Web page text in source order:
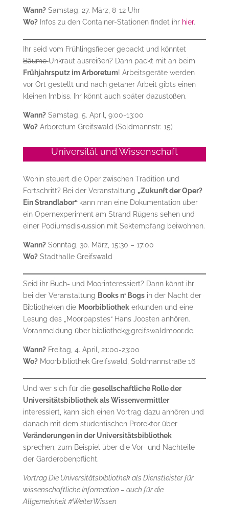
Wann?Samstag, 27. März, 8-12 Uhr
Wo?Infos zu den Container-Stationen findet ihr hier.
Ihr seid vom Frühlingsfieber gepackt und könntet
BäumeUnkraut ausreißen? Dann packt mit an beim
Frühjahrsputz im Arboretum! Arbeitsgeräte werden
vor Ort gestellt und nach getaner Arbeit gibts einen
kleinen Imbiss. Ihr könnt auch später dazustoßen.
Wann?Samstag, 5. April, 9:00-13:00
Wo?Arboretum Greifswald (Soldmannstr. 15)
Universität und Wissenschaft
Wohin steuert die Oper zwischen Tradition und
Fortschritt? Bei der Veranstaltung „Zukunft der Oper?
Ein Strandlabor“ kann man eine Dokumentation über
ein Opernexperiment am Strand Rügens sehen und
einer Podiumsdiskussion mit Sektempfang beiwohnen.
Wann?Sonntag, 30. März, 15:30 – 17:00
Wo?Stadthalle Greifswald
Seid ihr Buch- und Moorinteressiert? Dann könnt ihr
bei der Veranstaltung Books n‘ Bogsin der Nacht der
Bibliotheken die Moorbibliothekerkunden und eine
Lesung des „Moorpapstes“ Hans Joosten anhören.
Voranmeldung über bibliothek@greifswaldmoor.de.
Wann?Freitag, 4. April, 21:00-23:00
Wo?Moorbibliothek Greifswald, Soldmannstraße 16
Und wer sich für die gesellschaftliche Rolle der
Universitätsbibliothek als Wissenvermittler
interessiert, kann sich einen Vortrag dazu anhören und
danach mit dem studentischen Prorektor über
Veränderungen in der Universitätsbibliothek
sprechen, zum Beispiel über die Vor- und Nachteile
der Garderobenpflicht.
Vortrag Die Universitätsbibliothek als Dienstleister für
wissenschaftliche Information – auch für die
Allgemeinheit #WeiterWissen